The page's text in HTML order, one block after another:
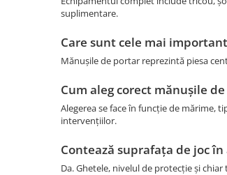
suplimentare.
Care sunt cele mai
Mănușile de portar reprezintă piesa
Cum aleg corect mănușile
Alegerea se face în funcție de mărime,
intervențiilor.
Contează suprafața de joc
Da. Ghetele, nivelul de protecție și